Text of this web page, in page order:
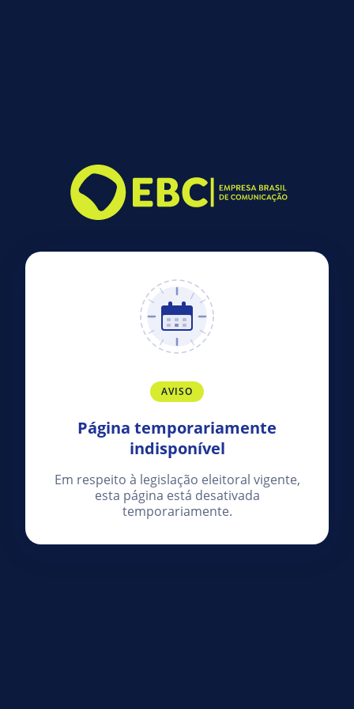
AVISO
Página temporariamente
indisponível
Em respeito à legislação eleitoral vigente,
esta página está desativada
temporariamente.